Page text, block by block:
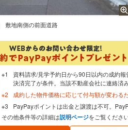
敷地南側の前面道路
資料請求/見学予約日から90日以内の成約
決済完了が条件。当該不動産会社に連絡済
成約した物件価格に応じて付与額が変わる
PayPayポイントは出金と譲渡は不可。
その他条件等の詳細は説明ページをご覧ください